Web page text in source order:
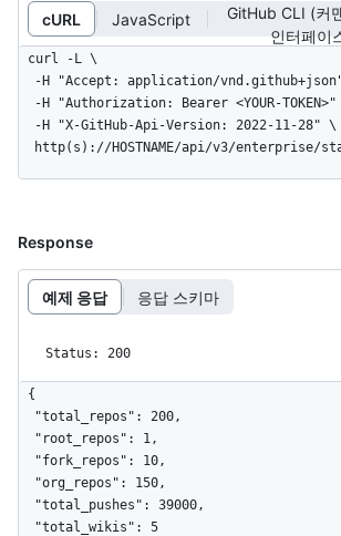
cURL JavaScript
GitHub CLI (커
인터페이
curl -L \
http(s)://HOSTNAME/api/v3/enterprise/
Response
예제 응답 응답 스키마
Status: 200
{